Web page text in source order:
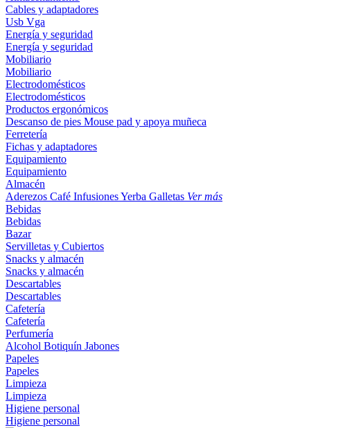
Cables y adaptadores
Usb Vga
Energía y seguridad
Energía y seguridad
Mobiliario
Mobiliario
Electrodomésticos
Electrodomésticos
Productos ergonómicos
Descanso de pies Mouse pad y apoya muñeca
Ferretería
Fichas y adaptadores
Equipamiento
Equipamiento
Almacén
Aderezos Café InfusionesYerba Galletas Ver más
Bebidas
Bebidas
Bazar
Servilletas y Cubiertos
Snacks y almacén
Snacks y almacén
Descartables
Descartables
Cafetería
Cafetería
Perfumería
Alcohol Botiquín Jabones
Papeles
Papeles
Limpieza
Limpieza
Higiene personal
Higiene personal